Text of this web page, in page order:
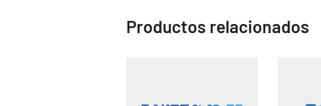
Productos relacionados